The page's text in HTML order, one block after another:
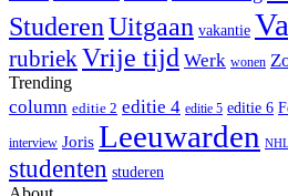
StuderenUitgaan vakantie
rubriekVrije tijd Werk wonen
Trending
column editie 2 editie 4 editie 5 editie 6
interview Joris Leeuwarden NHL
studenten studeren